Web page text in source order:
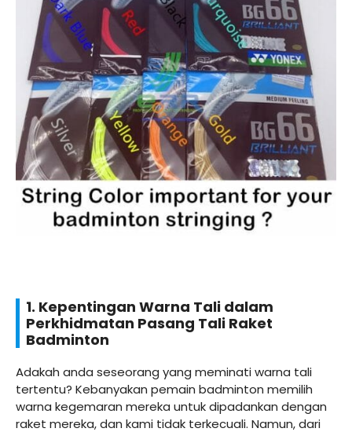
1. Kepentingan Warna Tali dalam
Perkhidmatan Pasang Tali Raket
Badminton
Adakah anda seseorang yang meminati warna tali
tertentu? Kebanyakan pemain badminton memilih
warna kegemaran mereka untuk dipadankan dengan
raket mereka, dan kami tidak terkecuali. Namun, dari